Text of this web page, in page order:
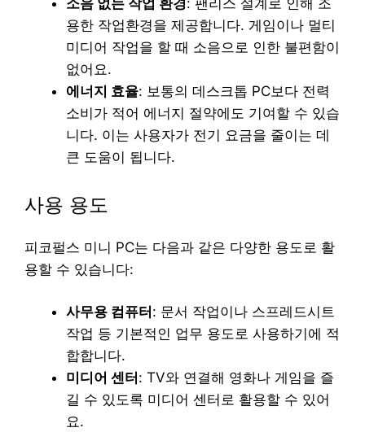
소음 없는 작업 환경: 팬리스 설계로 인해 조
용한 작업환경을 제공합니다. 게임이나 멀티
미디어 작업을 할 때 소음으로 인한 불편함이
없어요.
에너지 효율: 보통의 데스크톱 PC보다 전력
소비가 적어 에너지 절약에도 기여할 수 있습
니다. 이는 사용자가 전기 요금을 줄이는 데
큰 도움이 됩니다.
사용 용도
피코펄스 미니 PC는 다음과 같은 다양한 용도로 활
용할 수 있습니다:
사무용 컴퓨터 : 문서 작업이나 스프레드시트
작업 등 기본적인 업무 용도로 사용하기에 적
합합니다.
미디어 센터 : TV와 연결해 영화나 게임을 즐
길 수 있도록 미디어 센터로 활용할 수 있어
요.